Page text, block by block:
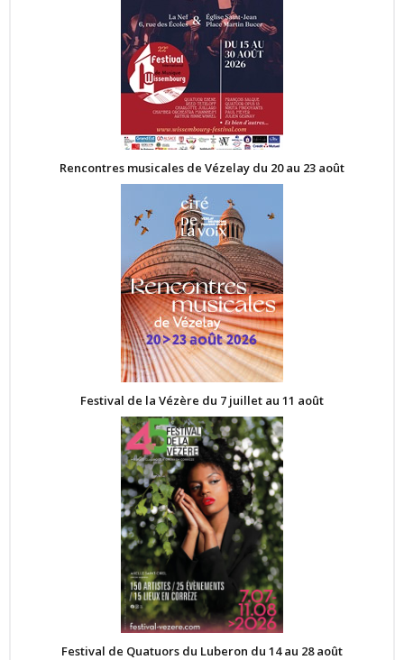
Rencontres musicales de Vézelay du 20 au 23 août
Festival de la Vézère du 7 juillet au 11 août
Festival de Quatuors du Luberon du 14 au 28 août